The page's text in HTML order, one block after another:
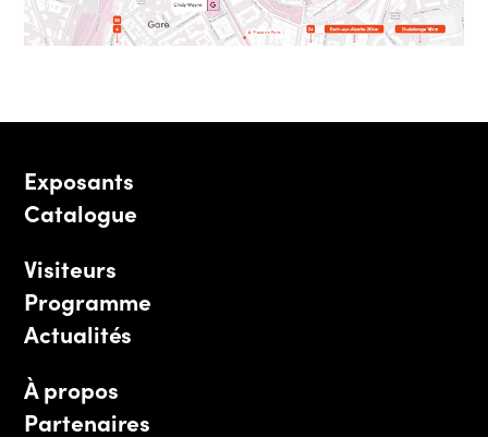
Exposants
Catalogue
Visiteurs
Programme
Actualités
À propos
Partenaires